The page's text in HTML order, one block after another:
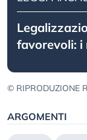
favorevoli: i
© RIPRODUZIONE
ARGOMENTI